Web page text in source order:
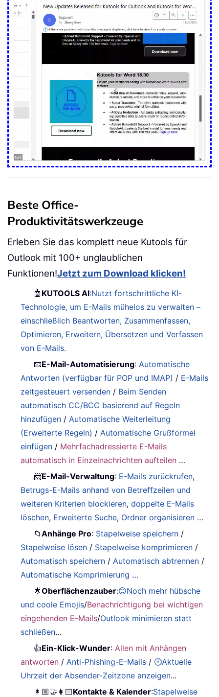
Beste Office-
Produktivitätswerkzeuge
Erleben Sie das komplett neue Kutools für
Outlook mit 100+ unglaublichen
Funktionen!Jetzt zum Download klicken!
🤖 KUTOOLS AI:Nutzt fortschrittliche KI-
Technologie, um E-Mails mühelos zu verwalten –
einschließlich Beantworten, Zusammenfassen,
Optimieren, Erweitern, Übersetzen und Verfassen
von E-Mails.
📧E-Mail-Automatisierung: Automatische
Antworten (verfügbar für POP und IMAP) / E-Mails
zeitgesteuert versenden / Beim Senden
automatisch CC/BCC basierend auf Regeln
hinzufügen / Automatische Weiterleitung
(Erweiterte Regeln) / Automatische Grußformel
einfügen / Mehrfachadressierte E-Mails
automatisch in Einzelnachrichten aufteilen …
📨E-Mail-Verwaltung: E-Mails zurückrufen,
Betrugs-E-Mails anhand von Betreffzeilen und
weiteren Kriterien blockieren,doppelte E-Mails
löschen, Erweiterte Suche, Ordner organisieren …
📁Anhänge Pro: Stapelweise speichern /
Stapelweise lösen / Stapelweise komprimieren /
Automatisch speichern / Automatisch abtrennen /
Automatische Komprimierung …
🌟Oberflächenzauber:😊Noch mehr hübsche
und coole Emojis/Benachrichtigung bei wichtigen
eingehenden E-Mails/Outlook minimieren statt
schließen...
👍Ein-Klick-Wunder: Allen mit Anhängen
antworten / Anti-Phishing-E-Mails / 🕘Aktuelle
Uhrzeit der Absender-Zeitzone anzeigen...
👩🏼‍🤝‍👩🏻Kontakte & Kalender:Stapelweise